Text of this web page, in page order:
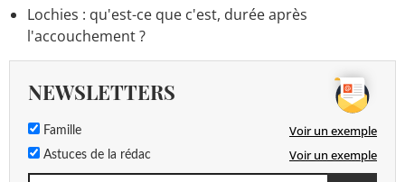
Lochies : qu'est-ce que c'est, durée après
l'accouchement ?
NEWSLETTERS
Famille Voir un exemple
Astuces de la rédac Voir un exemple